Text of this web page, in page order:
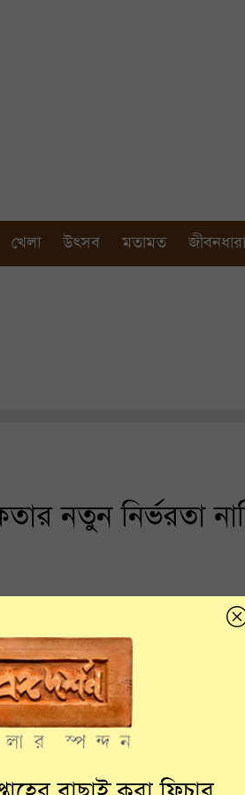
খেলা উৎসব মতামত জীবনধারা
নতুন নির্ভরতা